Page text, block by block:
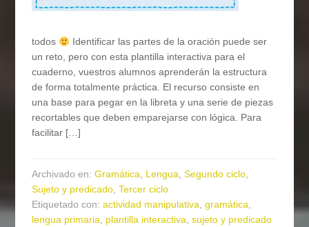
todos
Identificar las partes de la oración puede ser
un reto, pero con esta plantilla interactiva para el
cuaderno, vuestros alumnos aprenderán la estructura
de forma totalmente práctica. El recurso consiste en
una base para pegar en la libreta y una serie de piezas
recortables que deben emparejarse con lógica. Para
facilitar […]
Archivado en:Gramática, Lengua,Segundo ciclo,
Sujeto y predicado,Tercer ciclo
Etiquetado con:actividad manipulativa,gramática,
lengua primaria, plantilla interactiva,sujeto y predicado